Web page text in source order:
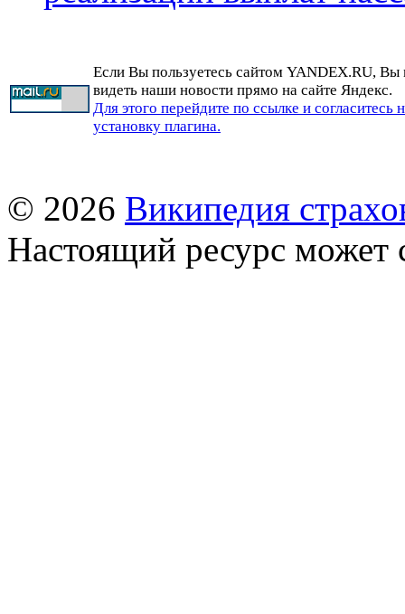
Если Вы пользуетесь сайтом YANDEX.RU, Вы
видеть наши новости прямо на сайте Яндекс.
Для этого перейдите по ссылке и согласитесь
установку плагина.
© 2026 Википедия
Настоящий ресурс может